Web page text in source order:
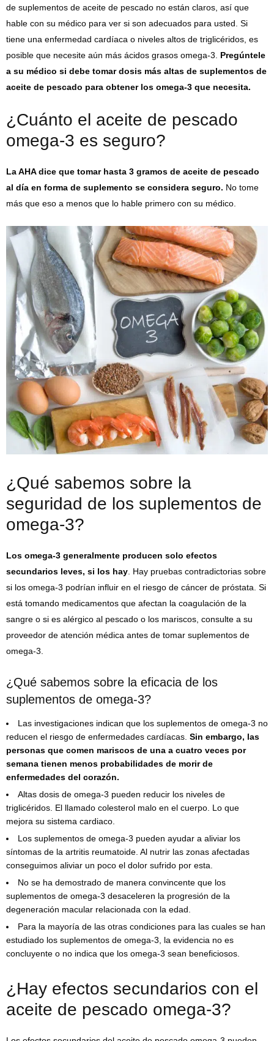
de suplementos de aceite de pescado no están claros, así que
hable con su médico para ver si son adecuados para usted. Si
tiene una enfermedad cardíaca o niveles altos de triglicéridos, es
posible que necesite aún más ácidos grasos omega-3. Pregúntele
a su médico si debe tomar dosis más altas de suplementos de
aceite de pescado para obtener los omega-3 que necesita.
¿Cuánto el aceite de pescado
omega-3 es seguro?
La AHA dice que tomar hasta 3 gramos de aceite de pescado
al día en forma de suplemento se considera seguro. No tome
más que eso a menos que lo hable primero con su médico.
¿Qué sabemos sobre la
seguridad de los suplementos de
omega-3?
Los omega-3 generalmente producen solo efectos
secundarios leves, si los hay . Hay pruebas contradictorias sobre
si los omega-3 podrían influir en el riesgo de cáncer de próstata. Si
está tomando medicamentos que afectan la coagulación de la
sangre o si es alérgico al pescado o los mariscos, consulte a su
proveedor de atención médica antes de tomar suplementos de
omega-3.
¿Qué sabemos sobre la eficacia de los
suplementos de omega-3?
Las investigaciones indican que los suplementos de omega-3 no
reducen el riesgo de enfermedades cardíacas. Sin embargo, las
personas que comen mariscos de una a cuatro veces por
semana tienen menos probabilidades de morir de
enfermedades del corazón.
Altas dosis de omega-3 pueden reducir los niveles de
triglicéridos. El llamado colesterol malo en el cuerpo. Lo que
mejora su sistema cardiaco.
Los suplementos de omega-3 pueden ayudar a aliviar los
síntomas de la artritis reumatoide. Al nutrir las zonas afectadas
conseguimos aliviar un poco el dolor sufrido por esta.
No se ha demostrado de manera convincente que los
suplementos de omega-3 desaceleren la progresión de la
degeneración macular relacionada con la edad.
Para la mayoría de las otras condiciones para las cuales se han
estudiado los suplementos de omega-3, la evidencia no es
concluyente o no indica que los omega-3 sean beneficiosos.
¿Hay efectos secundarios con el
aceite de pescado omega-3?